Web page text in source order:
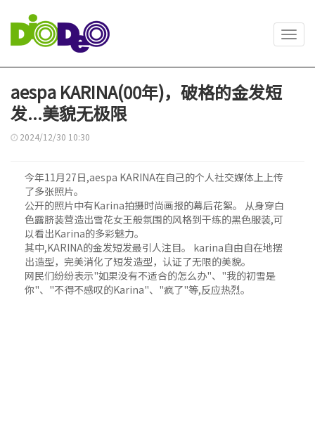
aespa KARINA(00年)，破格的金发短
发...美貌无极限
2024/12/30 10:30
今年11月27日,aespa KARINA在自己的个人社交媒体上上传
了多张照片。
公开的照片中有Karina拍摄时尚画报的幕后花絮。 从身穿白
色露脐装营造出雪花女王般氛围的风格到干练的黑色服装,可
以看出Karina的多彩魅力。
其中,KARINA的金发短发最引人注目。 karina自由自在地摆
出造型，完美消化了短发造型，认证了无限的美貌。
网民们纷纷表示"如果没有不适合的怎么办"、"我的初雪是
你"、"不得不感叹的Karina"、"疯了"等,反应热烈。